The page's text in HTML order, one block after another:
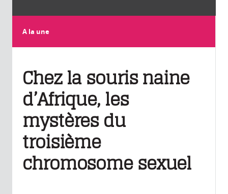
A la une
Chez la souris naine
d’Afrique, les
mystères du
troisième
chromosome sexuel